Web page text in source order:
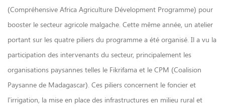
(Compréhensive Africa Agriculture Dévelopment Programme) pour
booster le secteur agricole malgache. Cette même année, un atelier
portant sur les quatre piliers du programme a été organisé. Il a vu la
participation des intervenants du secteur, principalement les
organisations paysannes telles le Fikrifama et le CPM (Coalision
Paysanne de Madagascar). Ces piliers concernent le foncier et
l’irrigation, la mise en place des infrastructures en milieu rural et